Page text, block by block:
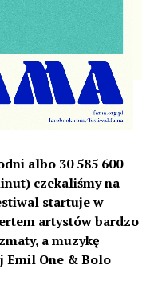
albo 30 585 600
czekaliśmy na
startuje w
artystów bardzo
a muzykę
Emil One & Bolo